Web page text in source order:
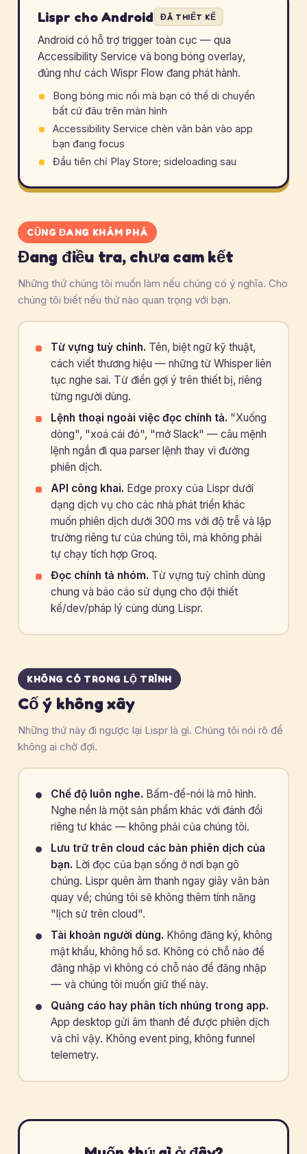
Lispr cho Android ĐÃ THIẾT KẾ
Android có hỗ trợ trigger toàn cục — qua
Accessibility Service và bong bóng overlay,
đúng như cách Wispr Flow đang phát hành.
Bong bóng mic nổi mà bạn có thể di chuyển
bất cứ đâu trên màn hình
Accessibility Service chèn văn bản vào app
bạn đang focus
Đầu tiên chỉ Play Store; sideloading sau
CŨNG ĐANG KHÁM PHÁ
Đang điều tra, chưa cam kết
Những thứ chúng tôi muốn làm nếu chúng có ý nghĩa. Cho
chúng tôi biết nếu thứ nào quan trọng với bạn.
Từ vựng tuỳ chỉnh. Tên, biệt ngữ kỹ thuật,
cách viết thương hiệu — những từ Whisper liên
tục nghe sai. Từ điển gợi ý trên thiết bị, riêng
từng người dùng.
Lệnh thoại ngoài việc đọc chính tả. "Xuống
dòng", "xoá cái đó", "mở Slack" — câu mệnh
lệnh ngắn đi qua parser lệnh thay vì đường
phiên dịch.
API công khai. Edge proxy của Lispr dưới
dạng dịch vụ cho các nhà phát triển khác
muốn phiên dịch dưới 300 ms với độ trễ và lập
trường riêng tư của chúng tôi, mà không phải
tự chạy tích hợp Groq.
Đọc chính tả nhóm. Từ vựng tuỳ chỉnh dùng
chung và báo cáo sử dụng cho đội thiết
kế/dev/pháp lý cùng dùng Lispr.
KHÔNG CÓ TRONG LỘ TRÌNH
Cố ý không xây
Những thứ này đi ngược lại Lispr là gì. Chúng tôi nói rõ để
không ai chờ đợi.
Chế độ luôn nghe. Bấm-để-nói là mô hình.
Nghe nền là một sản phẩm khác với đánh đổi
riêng tư khác — không phải của chúng tôi.
Lưu trữ trên cloud các bản phiên dịch của
bạn. Lời đọc của bạn sống ở nơi bạn gõ
chúng. Lispr quên âm thanh ngay giây văn bản
quay về; chúng tôi sẽ không thêm tính năng
"lịch sử trên cloud".
Tài khoản người dùng. Không đăng ký, không
mật khẩu, không hồ sơ. Không có chỗ nào để
đăng nhập vì không có chỗ nào để đăng nhập
— và chúng tôi muốn giữ thế này.
Quảng cáo hay phân tích nhúng trong app.
App desktop gửi âm thanh để được phiên dịch
và chỉ vậy. Không event ping, không funnel
telemetry.